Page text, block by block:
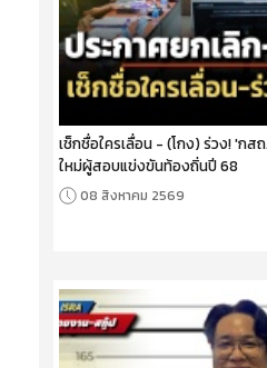
เช็กชื่อใครเลื่อน - (โกง) ร่วง! 'ก
ใหม่ผู้สอบแข่งขันท้องถิ่นปี 68
08 สิงหาคม 2569